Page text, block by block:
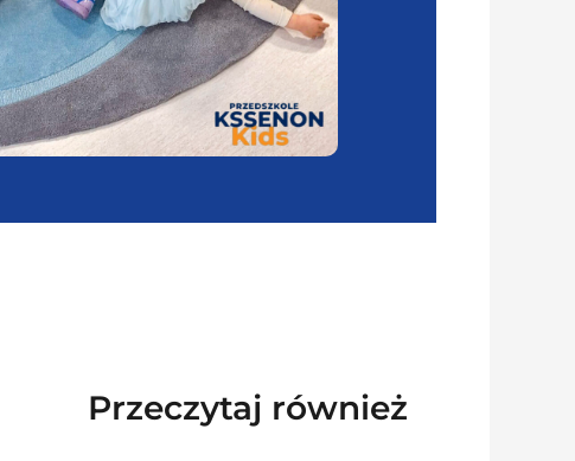
Przeczytaj również